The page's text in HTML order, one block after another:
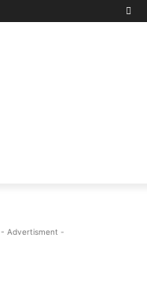
- Advertisment -